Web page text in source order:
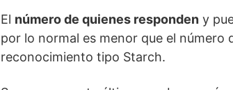
El número de quienes responden y
por lo normal es menor que el número
reconocimiento tipo Starch.